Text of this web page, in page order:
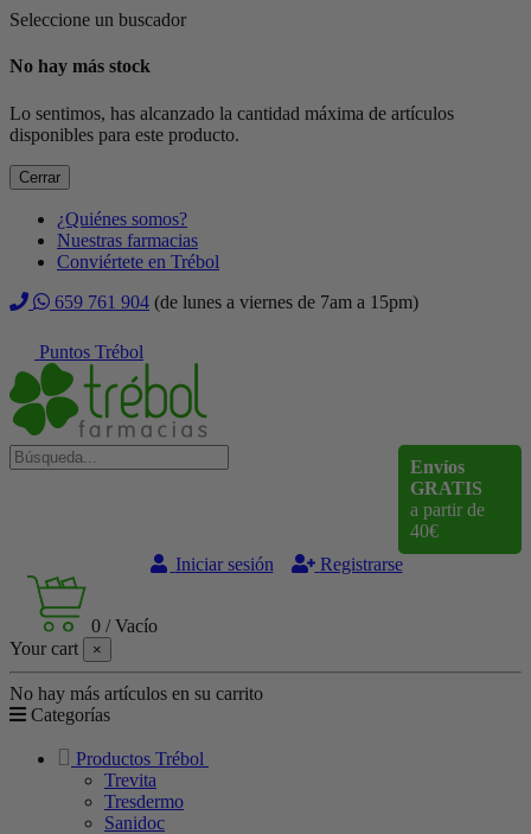
Seleccione un buscador
No hay más stock
Lo sentimos, has alcanzado la cantidad máxima de artículos
disponibles para este producto.
Cerrar
¿Quiénes somos?
Nuestras farmacias
Conviértete en Trébol
659 761 904 (de lunes a viernes de 7am a 15pm)
Puntos Trébol
Envíos
GRATIS
a partir de
40€
Iniciar sesión
Registrarse
0 /Vacío
Your cart
×
No hay más artículos en su carrito
Categorías
Productos Trébol
Trevita
Tresdermo
Sanidoc